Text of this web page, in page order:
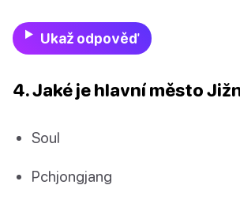
Ukaž odpověď
4. Jaké je hlavní město
Soul
Pchjongjang